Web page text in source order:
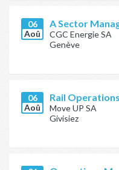
06
Aoû
A Sector
CGC Energie SA
Genève
06
Aoû
Rail
Move UP SA
Givisiez